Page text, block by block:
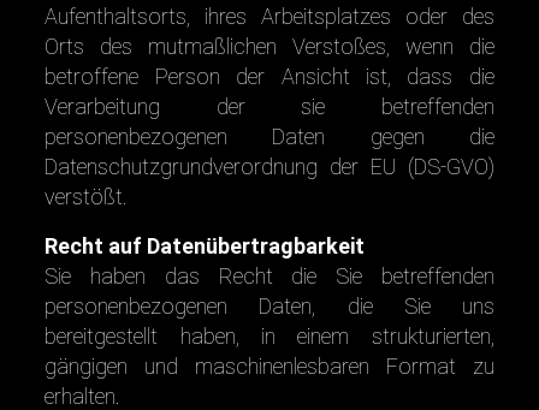
Aufenthaltsorts, ihres Arbeitsplatzes oder des
Orts des mutmaßlichen Verstoßes, wenn die
betroffene Person der Ansicht ist, dass die
Verarbeitung der sie betreffenden
personenbezogenen Daten gegen die
Datenschutzgrundverordnung der EU (DS-GVO)
verstößt.
Recht auf Datenübertragbarkeit
Sie haben das Recht die Sie betreffenden
personenbezogenen Daten, die Sie uns
bereitgestellt haben, in einem strukturierten,
gängigen und maschinenlesbaren Format zu
erhalten.